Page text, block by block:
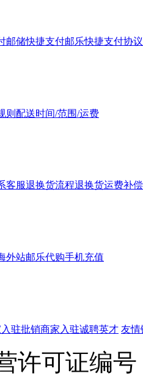
邮储快捷支付邮乐快捷支付协议
则 配送时间/范围/运费
客服退换货流程退换货运费补
外站邮乐代购手机充值
驻批销商家入驻诚聘英才 友情
许可证编